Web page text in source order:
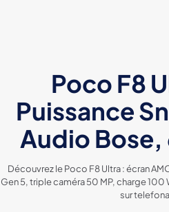
Poco F8
Puissance
Audio
Découvrez le Poco F8 Ultra : écran
Gen 5, triple caméra 50 MP, charge
sur